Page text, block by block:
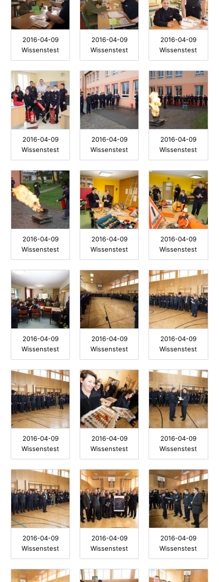
2016-04-09
Wissenstest
2016-04-09
Wissenstest
2016-04-09
Wissenstest
2016-04-09
Wissenstest
2016-04-09
Wissenstest
2016-04-09
Wissenstest
2016-04-09
Wissenstest
2016-04-09
Wissenstest
2016-04-09
Wissenstest
2016-04-09
Wissenstest
2016-04-09
Wissenstest
2016-04-09
Wissenstest
2016-04-09
Wissenstest
2016-04-09
Wissenstest
2016-04-09
Wissenstest
2016-04-09
Wissenstest
2016-04-09
Wissenstest
2016-04-09
Wissenstest